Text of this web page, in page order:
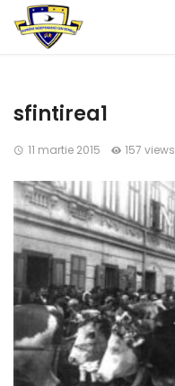
sfintirea1
11 martie 2015 157 views